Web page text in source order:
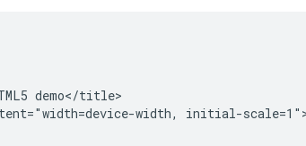
demo</title>
width, initial-